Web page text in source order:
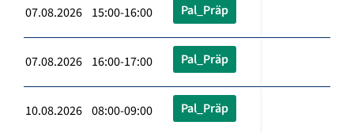
07.08.2026 15:00-16:00 Pal_Präp
07.08.2026 16:00-17:00 Pal_Präp
10.08.2026 08:00-09:00 Pal_Präp